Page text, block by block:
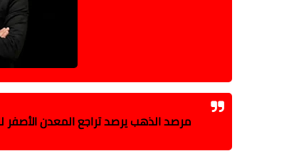
مرصد الذهب يرصد تراجع المعدن الأصفر